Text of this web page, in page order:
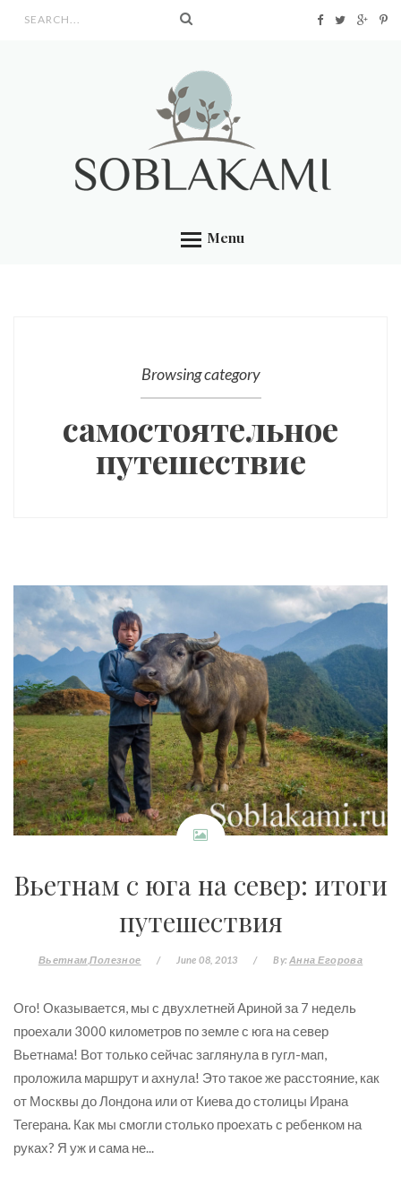
Menu
Browsing category
самостоятельное
путешествие
Вьетнам с юга на север: итоги
путешествия
Вьетнам Полезное / June 08, 2013 / By: Анна Егорова
Ого! Оказывается, мы с двухлетней Ариной за 7 недель
проехали 3000 километров по земле с юга на север
Вьетнама! Вот только сейчас заглянула в гугл-мап,
проложила маршрут и ахнула! Это такое же расстояние, как
от Москвы до Лондона или от Киева до столицы Ирана
Тегерана. Как мы смогли столько проехать с ребенком на
руках? Я уж и сама не...